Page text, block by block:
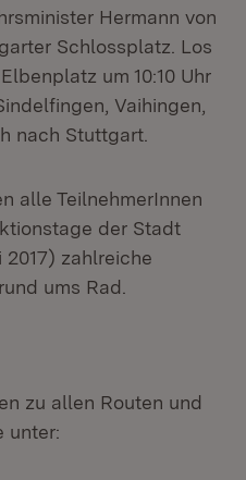
Hermann von
Schlossplatz. Los
um 10:10 Uhr
Vaihingen,
nach Stuttgart.
alle TeilnehmerInnen
der Stadt
zahlreiche
ums Rad.
zu allen Routen und
unter: